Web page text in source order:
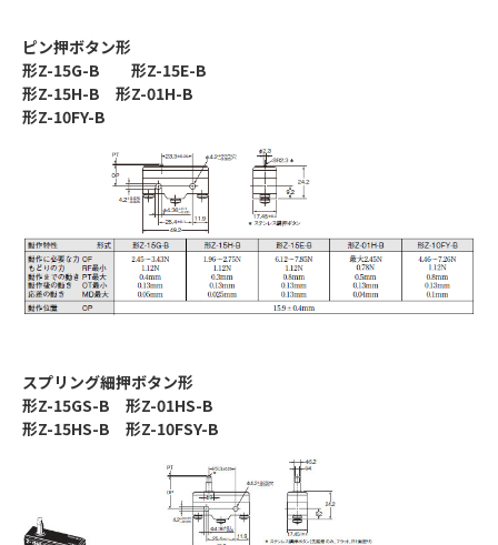
ピン押ボタン形
形Z-15G-B 形Z-15E-B
形Z-15H-B 形Z-01H-B
形Z-10FY-B
スプリング細押ボタン形
形Z-15GS-B 形Z-01HS-B
形Z-15HS-B 形Z-10FSY-B